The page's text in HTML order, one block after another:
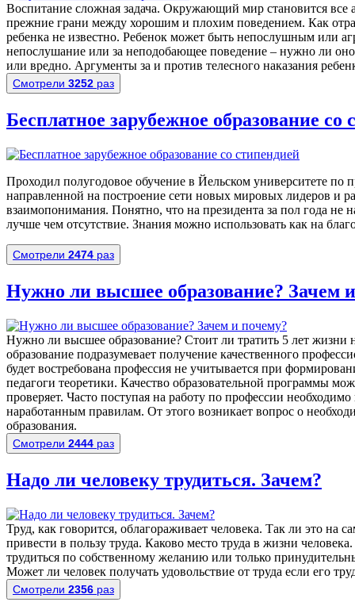
Воспитание сложная задача. Окружающий мир становится все
прежние грани между хорошим и плохим поведением. Как
ребенка не известно. Ребенок может быть непослушным или
непослушание или за неподобающее поведение – нужно ли
или вредно. Аргументы за и против телесного наказания
Смотрели 3252 раз
Бесплатное зарубежное образование со
Проходил полугодовое обучение в Йельском университете по
направленной на построение сети новых мировых лидеров и
взаимопонимания. Понятно, что на президента за пол года не
лучше чем отсутствие. Знания можно использовать как на
Смотрели 2474 раз
Нужно ли высшее образование? Зачем
Нужно ли высшее образование? Стоит ли тратить 5 лет
образование подразумевает получение качественного
будет востребована профессия не учитывается при
педагоги теоретики. Качество образовательной программы
проверяет. Часто поступая на работу по профессии
наработанным правилам. От этого возникает вопрос о
образования.
Смотрели 2444 раз
Надо ли человеку трудиться. Зачем?
Труд, как говорится, облагораживает человека. Так ли это на
привести в пользу труда. Каково место труда в жизни
трудиться по собственному желанию или только
Может ли человек получать удовольствие от труда если его
Смотрели 2356 раз